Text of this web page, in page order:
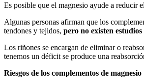
Es posible que el magnesio ayude a reducir
Algunas personas afirman que los
tendones y tejidos, pero no existen
Los riñones se encargan de eliminar o
tenemos un déficit se produce una
Riesgos de los complementos de magnesio